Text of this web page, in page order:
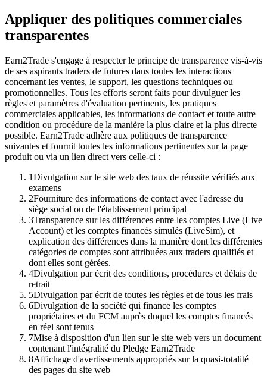
Appliquer des politiques commerciales
transparentes
Earn2Trade s'engage à respecter le principe de transparence vis-à-vis
de ses aspirants traders de futures dans toutes les interactions
concernant les ventes, le support, les questions techniques ou
promotionnelles. Tous les efforts seront faits pour divulguer les
règles et paramètres d'évaluation pertinents, les pratiques
commerciales applicables, les informations de contact et toute autre
condition ou procédure de la manière la plus claire et la plus directe
possible. Earn2Trade adhère aux politiques de transparence
suivantes et fournit toutes les informations pertinentes sur la page
produit ou via un lien direct vers celle-ci :
1Divulgation sur le site web des taux de réussite vérifiés aux
examens
2Fourniture des informations de contact avec l'adresse du
siège social ou de l'établissement principal
3Transparence sur les différences entre les comptes Live (Live
Account) et les comptes financés simulés (LiveSim), et
explication des différences dans la manière dont les différentes
catégories de comptes sont attribuées aux traders qualifiés et
dont elles sont gérées.
4Divulgation par écrit des conditions, procédures et délais de
retrait
5Divulgation par écrit de toutes les règles et de tous les frais
6Divulgation de la société qui finance les comptes
propriétaires et du FCM auprès duquel les comptes financés
en réel sont tenus
7Mise à disposition d'un lien sur le site web vers un document
contenant l'intégralité du Pledge Earn2Trade
8Affichage d'avertissements appropriés sur la quasi-totalité
des pages du site web